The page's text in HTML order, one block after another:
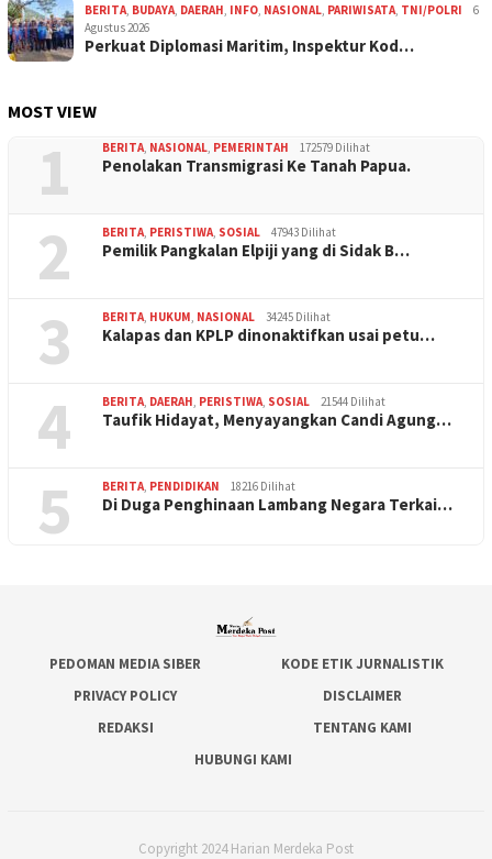
BERITA BUDAYA DAERAH INFO NASIONAL PARIWISATA TNI/POLRI
6
Agustus 2026
Perkuat Diplomasi Maritim, Inspektur Kod…
MOST VIEW
1 BERITA NASIONAL PEMERINTAH 172579 Dilihat
Penolakan Transmigrasi Ke Tanah Papua.
2 BERITA PERISTIWA SOSIAL 47943 Dilihat
Pemilik Pangkalan Elpiji yang di Sidak B…
3 BERITA HUKUM NASIONAL 34245 Dilihat
Kalapas dan KPLP dinonaktifkan usai petu…
4 BERITA DAERAH PERISTIWA SOSIAL 21544 Dilihat
Taufik Hidayat, Menyayangkan Candi Agung…
5 BERITA PENDIDIKAN 18216 Dilihat
Di Duga Penghinaan Lambang Negara Terkai…
PEDOMAN MEDIA SIBER
KODE ETIK JURNALISTIK
PRIVACY POLICY
DISCLAIMER
REDAKSI
TENTANG KAMI
HUBUNGI KAMI
Copyright 2024 Harian Merdeka Post